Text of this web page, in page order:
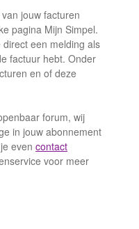
jouw facturen
pagina Mijn Simpel.
een melding als
factuur hebt. Onder
en of deze
forum, wij
in jouw abonnement
even contact
voor meer